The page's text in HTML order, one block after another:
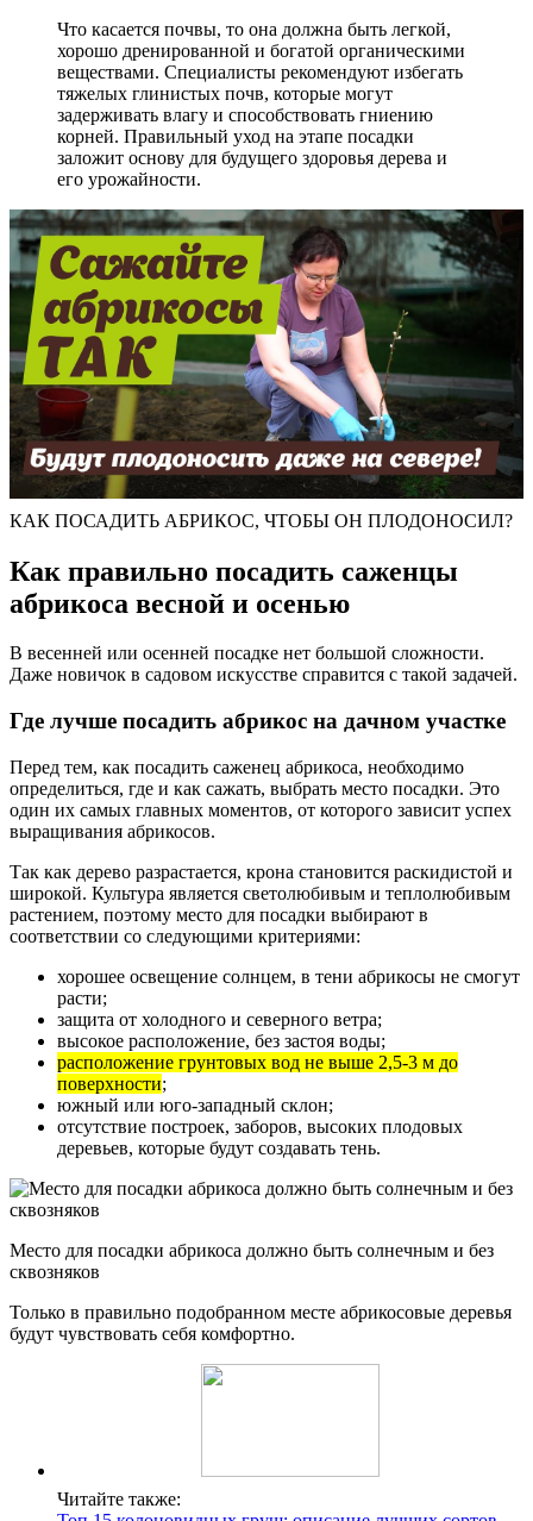
Что касается почвы, то она должна быть легкой,
хорошо дренированной и богатой органическими
веществами. Специалисты рекомендуют избегать
тяжелых глинистых почв, которые могут
задерживать влагу и способствовать гниению
корней. Правильный уход на этапе посадки
заложит основу для будущего здоровья дерева и
его урожайности.
КАК ПОСАДИТЬ АБРИКОС, ЧТОБЫ ОН ПЛОДОНОСИЛ?
Как правильно посадить саженцы
абрикоса весной и осенью
В весенней или осенней посадке нет большой сложности.
Даже новичок в садовом искусстве справится с такой задачей.
Где лучше посадить абрикос на дачном участке
Перед тем, как посадить саженец абрикоса, необходимо
определиться, где и как сажать, выбрать место посадки. Это
один их самых главных моментов, от которого зависит успех
выращивания абрикосов.
Так как дерево разрастается, крона становится раскидистой и
широкой. Культура является светолюбивым и теплолюбивым
растением, поэтому место для посадки выбирают в
соответствии со следующими критериями:
хорошее освещение солнцем, в тени абрикосы не смогут
расти;
защита от холодного и северного ветра;
высокое расположение, без застоя воды;
расположение грунтовых вод не выше 2,5-3 м до
поверхности;
южный или юго-западный склон;
отсутствие построек, заборов, высоких плодовых
деревьев, которые будут создавать тень.
Место для посадки абрикоса должно быть солнечным и без
сквозняков
Только в правильно подобранном месте абрикосовые деревья
будут чувствовать себя комфортно.
Читайте также: